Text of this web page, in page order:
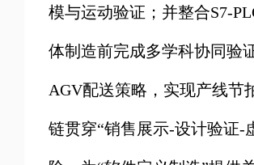
模与运动验证；并整合S7-
体制造前完成多学科协同验
AGV配送策略，实现产线节
链贯穿“销售展示-设计验证-